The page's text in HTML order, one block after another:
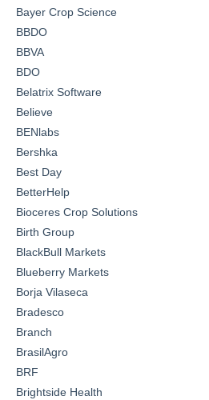
Bayer Crop Science
BBDO
BBVA
BDO
Belatrix Software
Believe
BENlabs
Bershka
Best Day
BetterHelp
Bioceres Crop Solutions
Birth Group
BlackBull Markets
Blueberry Markets
Borja Vilaseca
Bradesco
Branch
BrasilAgro
BRF
Brightside Health